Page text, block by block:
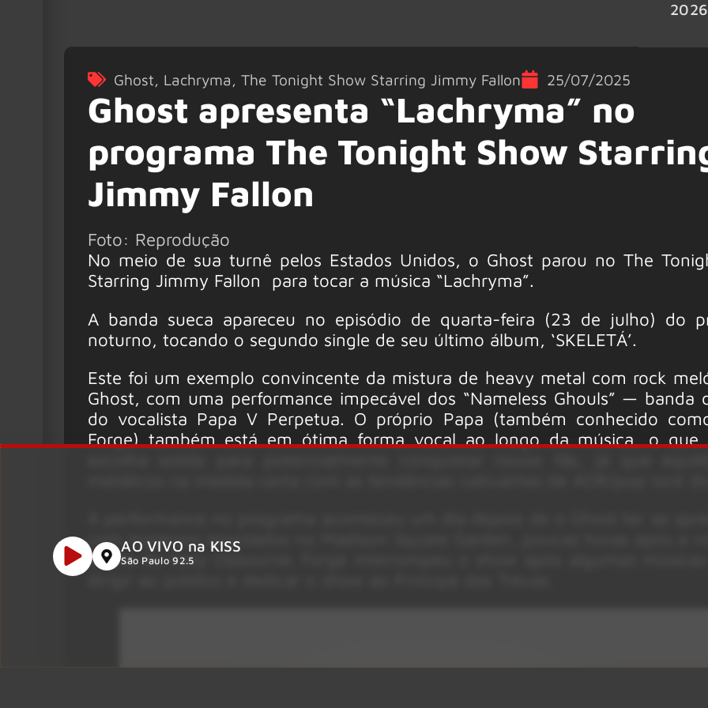
2026
Ghost, Lachryma, The Tonight Show Starring Jimmy Fallon 25/07/2025
Ghost apresenta “Lachryma” no
programa The Tonight Show
Jimmy Fallon
Foto: Reprodução
No meio de sua turnê pelos Estados Unidos, o Ghost parou no The
Starring Jimmy Fallon para tocar a música “Lachryma”.
A banda sueca apareceu no episódio de quarta-feira (23 de julho) do
noturno, tocando o segundo single de seu último álbum, ‘SKELETÁ’.
Este foi um exemplo convincente da mistura de heavy metal com rock
Ghost, com uma performance impecável dos “Nameless Ghouls” — banda
do vocalista Papa V Perpetua. O próprio Papa (também conhecido
Forge) também está em ótima forma vocal ao longo da música, o que
com ingressos esgotados no Madison Square Garden, poucas horas após a
morte de Ozzy Osbourne. Forge interrompeu o show após algumas músicas
AO VIVO na KISS
São Paulo 92.5